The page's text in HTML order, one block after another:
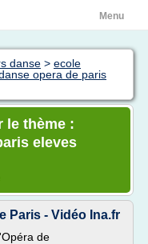
Menu
danse > ecole
opera de paris
le thème :
eleves
Paris - Vidéo Ina.fr
de